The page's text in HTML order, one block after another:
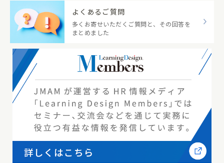
よくあるご質問
多くお寄せいただくご質問と、その回答を
まとめました